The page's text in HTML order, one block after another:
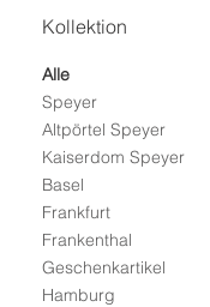
Kollektion
Alle
Speyer
Altpörtel Speyer
Kaiserdom Speyer
Basel
Frankfurt
Frankenthal
Geschenkartikel
Hamburg